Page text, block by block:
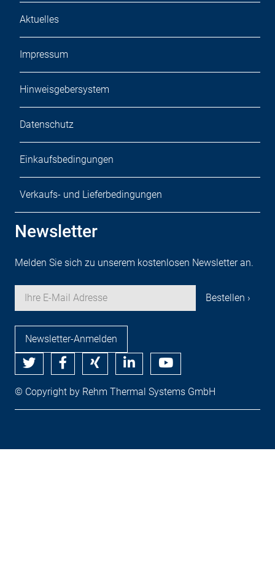
Aktuelles
Impressum
Hinweisgebersystem
Datenschutz
Einkaufsbedingungen
Verkaufs- und Lieferbedingungen
Newsletter
Melden Sie sich zu unserem kostenlosen Newsletter an.
Newsletter-Anmelden
© Copyright by Rehm Thermal Systems GmbH